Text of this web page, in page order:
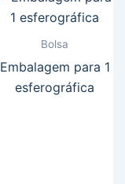
Bolsa
Embalagem para 1
esferográfica